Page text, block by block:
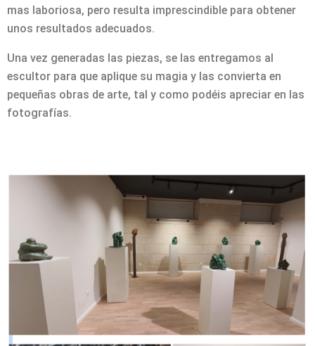
mas laboriosa, pero resulta imprescindible para obtener
unos resultados adecuados.
Una vez generadas las piezas, se las entregamos al
escultor para que aplique su magia y las convierta en
pequeñas obras de arte, tal y como podéis apreciar en las
fotografías.